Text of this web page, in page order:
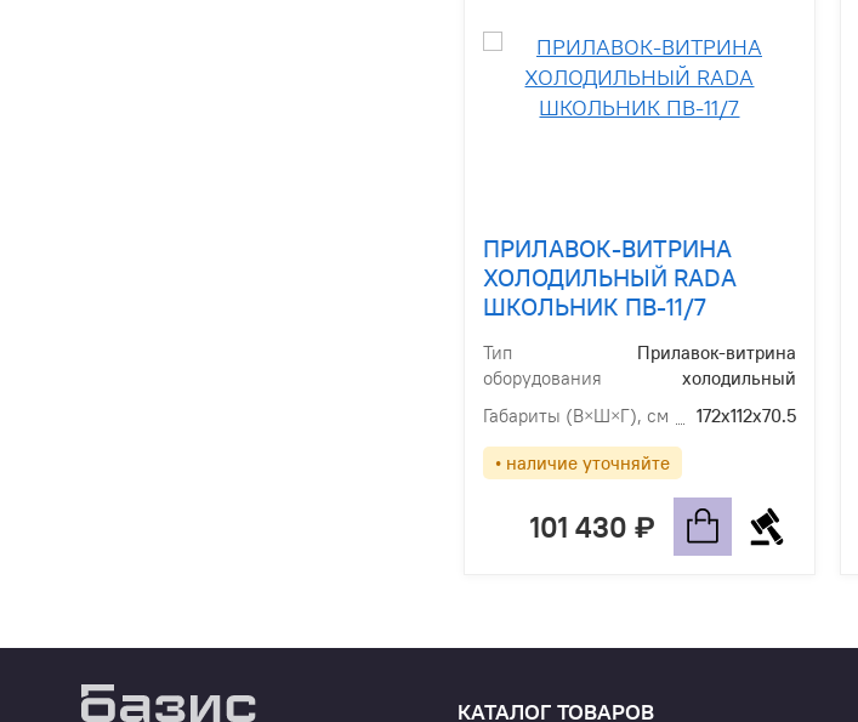
ПРИЛАВОК-ВИТРИНА
ХОЛОДИЛЬНЫЙ RADA
ШКОЛЬНИК ПВ-11/7
Тип
оборудования
Прилавок-витрина
холодильный
Габариты (В×Ш×Г), см
172х112х70.5
• наличие уточняйте
101 430
КАТАЛОГ ТОВАРОВ